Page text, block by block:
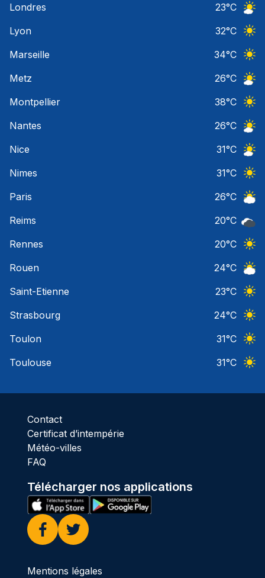
Londres
23°C
Lyon
32°C
Marseille
34°C
Metz
26°C
Montpellier
38°C
Nantes
26°C
Nice
31°C
Nimes
31°C
Paris
26°C
Reims
20°C
Rennes
20°C
Rouen
24°C
Saint-Etienne
23°C
Strasbourg
24°C
Toulon
31°C
Toulouse
31°C
Contact
Certificat d’intempérie
Météo-villes
FAQ
Télécharger nos applications
Facebook
Twitter
Mentions légales